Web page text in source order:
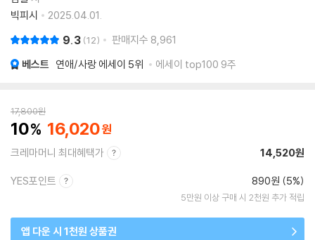
빅피시
2025.04.01.
9.3 12 판매지수 8,961
베스트 연애/사랑 에세이 5위 에세이 top100 9주
17,800원
10 16,020
크레마머니 최대혜택가 14,520원
YES포인트 890원 (5%)
5만원 이상 구매 시 2천원 추가 적립
앱 다운 시 1천원 상품권